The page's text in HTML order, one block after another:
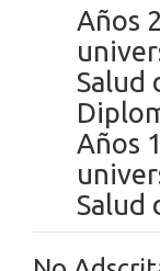
Años
Salud
Años
Salud